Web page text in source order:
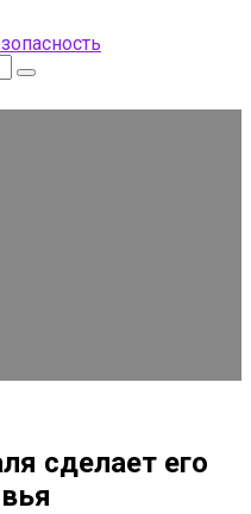
сделает его